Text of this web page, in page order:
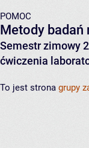
POMOC
Metody badań
Semestr zimowy
ćwiczenia
To jest strona grupy